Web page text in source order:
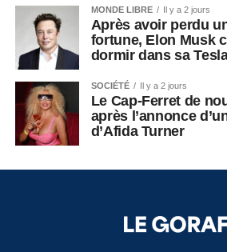
MONDE LIBRE Il y a 2 jours
Après avoir perdu
fortune, Elon Musk
dormir dans sa
SOCIÉTÉ Il y a 2 jours
Le Cap-Ferret de
après l’annonce
d’Afida Turner